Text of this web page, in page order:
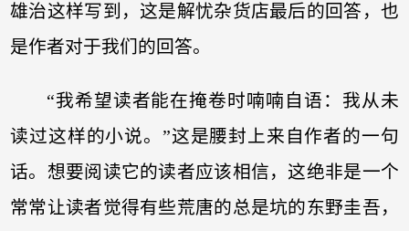
雄治这样写到，这是解忧杂货店最后的回答，也
是作者对于我们的回答。
“我希望读者能在掩卷时喃喃自语：我从未
读过这样的小说。”这是腰封上来自作者的一句
话。想要阅读它的读者应该相信，这绝非是一个
常常让读者觉得有些荒唐的总是坑的东野圭吾，